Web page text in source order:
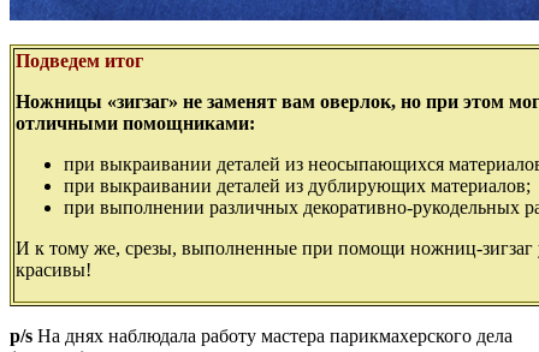
Подведем итог
Ножницы «зигзаг» не заменят вам оверлок, но при этом
отличными помощниками:
при выкраивании деталей из неосыпающихся
при выкраивании деталей из дублирующих материалов;
при выполнении различных декоративно-рукодельных
И к тому же, срезы, выполненные при помощи ножниц-зигзаг
красивы!
p/s На днях наблюдала работу мастера парикмахерского дела